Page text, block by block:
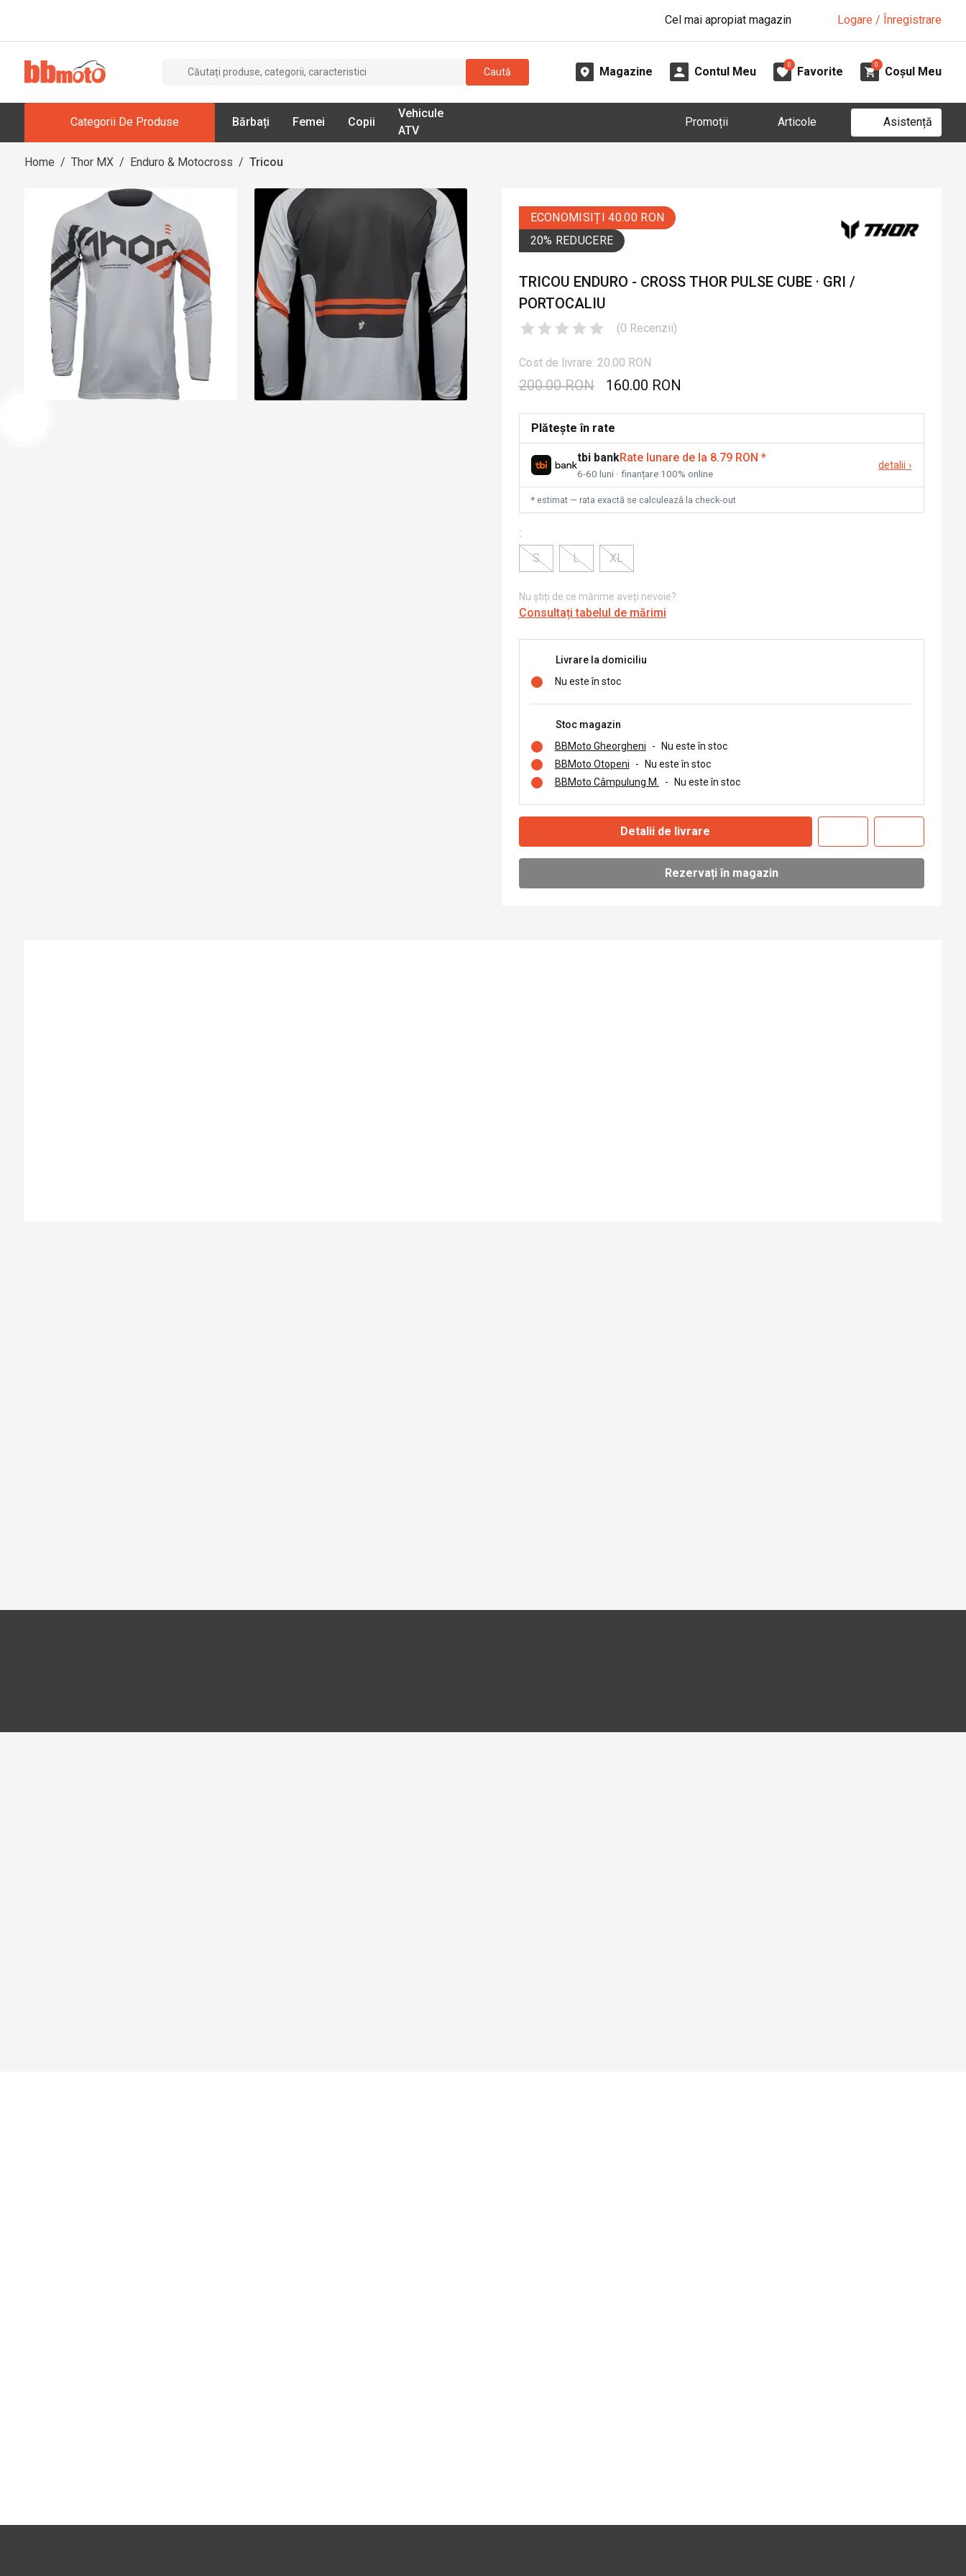
Cel mai apropiat magazin Logare / Înregistrare
Caută Magazine Contul Meu
0
Favorite
0
Coșul Meu
Categorii De Produse Bărbați Femei Copii
Vehicule
ATV
Promoții Articole Asistență
Home / Thor MX / Enduro & Motocross / Tricou
ECONOMISIȚI 40.00 RON
20% REDUCERE
TRICOU ENDURO - CROSS THOR PULSE CUBE · GRI /
PORTOCALIU
(0 Recenzii)
Cost de livrare: 20.00 RON
200.00 RON 160.00 RON
Plătește în rate
tbi bankRate lunare de la 8.79 RON *
6-60 luni · finanțare 100% online
detalii ›
* estimat — rata exactă se calculează la check-out
:
S
L XL
Nu știți de ce mărime aveți nevoie?
Consultați tabelul de mărimi
Livrare la domiciliu
Nu este în stoc
Stoc magazin
BBMoto Gheorgheni
-
Nu este în stoc
BBMoto Otopeni
-
Nu este în stoc
BBMoto Câmpulung M.
- Nu este în stoc
Detalii de livrare
Rezervați în magazin